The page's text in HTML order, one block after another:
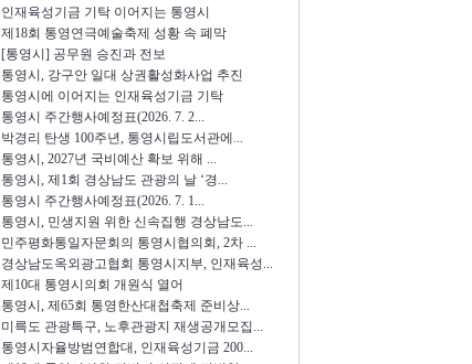
인재육성기금 기탁 이어지는 통영시
제18회 통영연극예술축제 성황 속 폐막
[통영시] 공무원 승진과 전보
통영시, 강구안 일대 상권활성화사업 추진
통영시에 이어지는 인재육성기금 기탁
통영시 주간행사예정표(2026. 7. 2...
박경리 탄생 100주년, 통영시립도서관에...
통영시, 2027년 국비예산 확보 위해 ...
통영시, 제1회 경상남도 관광의 날 ‘경...
통영시 주간행사예정표(2026. 7. 1...
통영시, 민생지원 위한 신속집행 경상남도...
민주평화통일자문회의 통영시협의회, 2차 ...
경상남도옥외광고협회 통영시지부, 인재육성...
제10대 통영시의회 개원식 열어
통영시, 제65회 통영한산대첩축제 준비상...
미륵도 관광특구, 노후관광지 재생공개모집...
통영시자율방범연합대, 인재육성기금 200...